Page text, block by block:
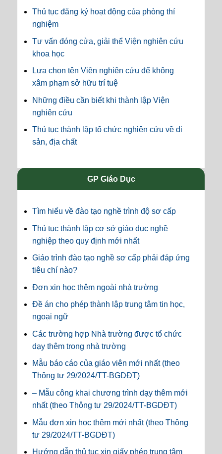
Thủ tục đăng ký hoạt động của phòng thí
nghiệm
Tư vấn đóng cửa, giải thể Viện nghiên cứu
khoa học
Lựa chọn tên Viện nghiên cứu để không
xâm phạm sở hữu trí tuệ
Những điều cần biết khi thành lập Viện
nghiên cứu
Thủ tục thành lập tổ chức nghiên cứu về di
sản, địa chất
GP Giáo Dục
Tìm hiểu về đào tạo nghề trình độ sơ cấp
Thủ tục thành lập cơ sở giáo dục nghề
nghiệp theo quy định mới nhất
Giáo trình đào tạo nghề sơ cấp phải đáp ứng
tiêu chí nào?
Đơn xin học thêm ngoài nhà trường
Đề án cho phép thành lập trung tâm tin học,
ngoại ngữ
Các trường hợp Nhà trường được tổ chức
dạy thêm trong nhà trường
Mẫu báo cáo của giáo viên mới nhất (theo
Thông tư 29/2024/TT-BGDĐT)
– Mẫu công khai chương trình dạy thêm mới
nhất (theo Thông tư 29/2024/TT-BGDĐT)
Mẫu đơn xin học thêm mới nhất (theo Thông
tư 29/2024/TT-BGDĐT)
Hướng dẫn thủ tục xin giấy phép trung tâm